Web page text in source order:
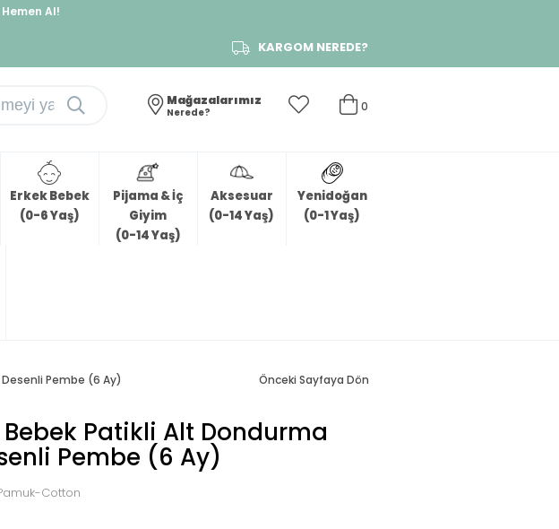
Al!
KARGOM NEREDE?
0
Mağazalarımız
Nerede?
Erkek Bebek
(0-6 Yaş)
Pijama & İç
Giyim
(0-14 Yaş)
Aksesuar
(0-14 Yaş)
Yenidoğan
(0-1 Yaş)
Pembe (6 Ay) Önceki Sayfaya Dön
Bebek Patikli Alt Dondurma
Pembe (6 Ay)
Cotton